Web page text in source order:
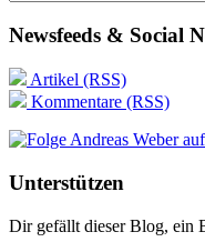
Newsfeeds & Social
Artikel (RSS)
Kommentare (RSS)
Unterstützen
Dir gefällt dieser Blog, ein